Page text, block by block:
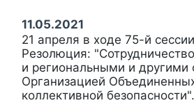
11.05.2021
21 апреля в ходе 75-й
Резолюция:
и региональными и другими
Организацией
коллективной безопасности".